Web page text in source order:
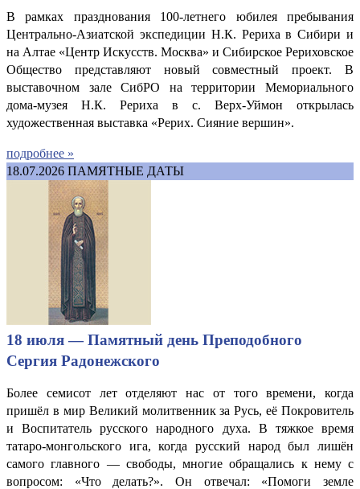
В рамках празднования 100-летнего юбилея пребывания
Центрально-Азиатской экспедиции Н.К. Рериха в Сибири и
на Алтае «Центр Искусств. Москва» и Сибирское Рериховское
Общество представляют новый совместный проект. В
выставочном зале СибРО на территории Мемориального
дома-музея Н.К. Рериха в с. Верх-Уймон открылась
художественная выставка «Рерих. Сияние вершин».
подробнее »
18.07.2026 ПАМЯТНЫЕ ДАТЫ
18 июля — Памятный день Преподобного
Сергия Радонежского
Более семисот лет отделяют нас от того времени, когда
пришёл в мир Великий молитвенник за Русь, её Покровитель
и Воспитатель русского народного духа. В тяжкое время
татаро-монгольского ига, когда русский народ был лишён
самого главного — свободы, многие обращались к нему с
вопросом: «Что делать?». Он отвечал: «Помоги земле